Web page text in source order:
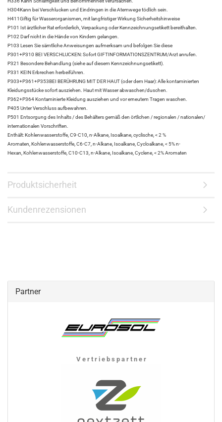
H304Kann bei Verschlucken und Eindringen in die Atemwege tödlich sein.
H411Giftig für Wasserorganismen, mit langfristiger Wirkung Sicherheitshinweise
P101 Ist ärztlicher Rat erforderlich, Verpackung oder Kennzeichnungsetikett bereithalten.
P102 Darf nicht in die Hände von Kindern gelangen.
P103 Lesen Sie sämtliche Anweisungen aufmerksam und befolgen Sie diese
P301+P310 BEI VERSCHLUCKEN: Sofort GIFTINFORMATIONSZENTRUM/Arzt anrufen.
P321 Besondere Behandlung (siehe auf diesem Kennzeichnungsetikett).
P331 KEIN Erbrechen herbeiführen.
P303+P361+P353BEI BERÜHRUNG MIT DER HAUT (oder dem Haar): Alle kontaminierten
Kleidungsstücke sofort ausziehen. Haut mit Wasser abwaschen/duschen.
P362+P364 Kontaminierte Kleidung ausziehen und vor erneutem Tragen waschen.
P405 Unter Verschluss aufbewahren.
P501 Entsorgung des Inhalts / des Behälters gemäß den örtlichen / regionalen / nationalen/
internationalen Vorschriften.
Enthält: Kohlenwasserstoffe, C9-C10, n-Alkane, Isoalkane, cyclische, < 2 %
Aromaten, Kohlenwasserstoffe, C6-C7, n-Alkane, Isoalkane, Cycloalkane, < 5% n-
Hexan, Kohlenwasserstoffe, C10-C13, n-Alkane, Isoalkane, Cyclene, < 2% Aromaten
Produktsicherheit
Kundenrezensionen
Partner
V e r t r i e b s p a r t n e r